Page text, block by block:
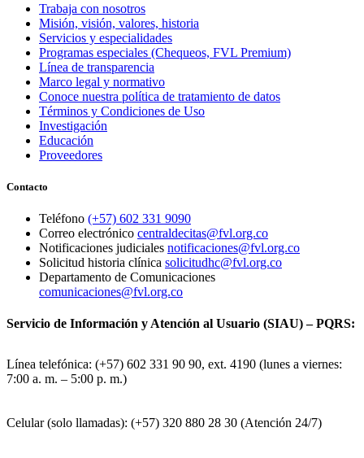
Trabaja con nosotros
Misión, visión, valores, historia
Servicios y especialidades
Programas especiales (Chequeos, FVL Premium)
Línea de transparencia
Marco legal y normativo
Conoce nuestra política de tratamiento de datos
Términos y Condiciones de Uso
Investigación
Educación
Proveedores
Contacto
Teléfono (+57) 602 331 9090
Correo electrónico centraldecitas@fvl.org.co
Notificaciones judiciales notificaciones@fvl.org.co
Solicitud historia clínica solicitudhc@fvl.org.co
Departamento de Comunicaciones
comunicaciones@fvl.org.co
Servicio de Información y Atención al Usuario (SIAU) – PQRS:
Línea telefónica: (+57) 602 331 90 90, ext. 4190 (lunes a viernes:
7:00 a. m. – 5:00 p. m.)
Celular (solo llamadas): (+57) 320 880 28 30 (Atención 24/7)